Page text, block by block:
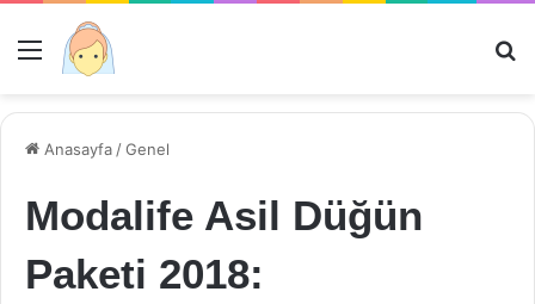
Menü
Anasayfa /Genel
Modalife Asil Düğün
Paketi 2018: